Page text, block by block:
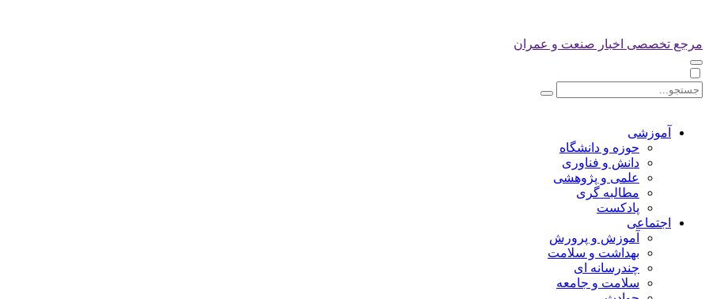
مرجع تخصصی اخبار صنعت و عمران
آموزشی
حوزه و دانشگاه
دانش و فناوری
علمی و پژوهشی
مطالبه گری
پادکست
اجتماعی
آموزش و پرورش
بهداشت و سلامت
چندرسانه ای
سلامت و جامعه